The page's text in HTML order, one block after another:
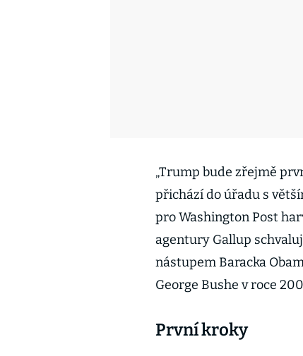
„Trump bude zřejmě
přichází do úřadu s
pro Washington Post
agentury Gallup
nástupem Baracka
George Bushe v roce
První kroky